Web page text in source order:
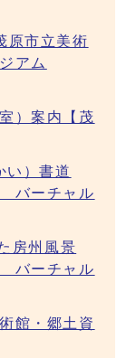
原市立美術
アム
）案内【茂
い）書道
バーチャル
房州風景
バーチャル
館・郷土資